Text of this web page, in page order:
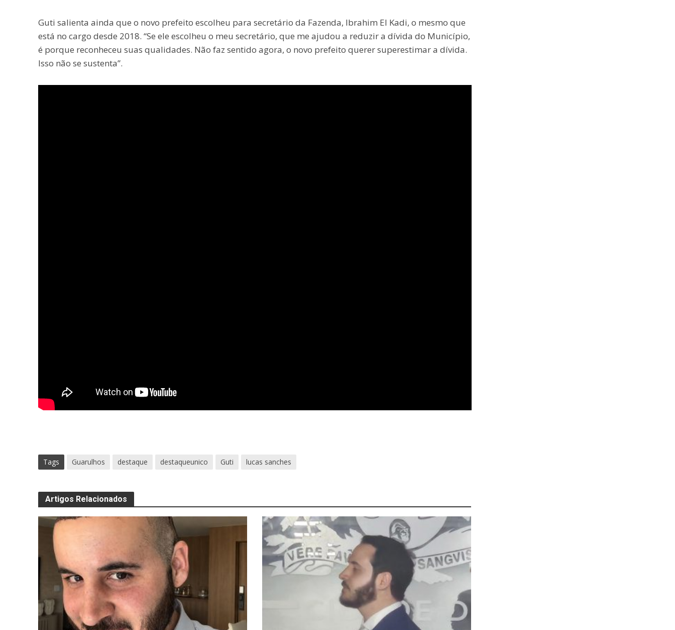
Guti salienta ainda que o novo prefeito escolheu para secretário da Fazenda, Ibrahim El Kadi, o mesmo que
está no cargo desde 2018. “Se ele escolheu o meu secretário, que me ajudou a reduzir a dívida do Município,
é porque reconheceu suas qualidades. Não faz sentido agora, o novo prefeito querer superestimar a dívida.
Isso não se sustenta”.
Tags Guarulhos destaque destaqueunico Guti lucas sanches
Artigos Relacionados